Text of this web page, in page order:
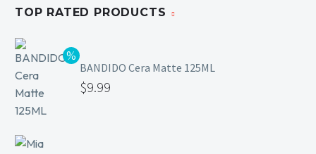
TOP RATED PRODUCTS
BANDIDO Cera Matte 125ML
$9.99